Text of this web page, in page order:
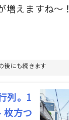
増えますね〜！
後にも続きます
列。1
枚方つ